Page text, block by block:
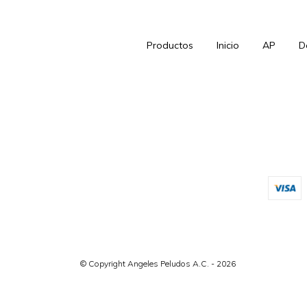
Productos Inicio AP
© Copyright Angeles Peludos A.C. - 2026